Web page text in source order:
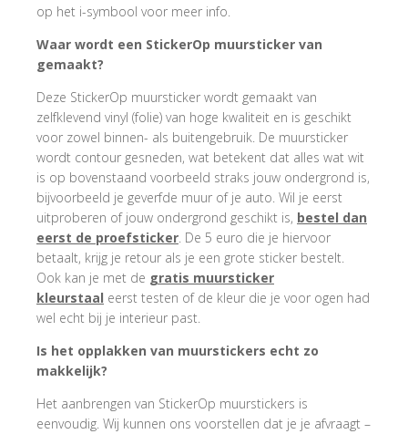
op het i-symbool voor meer info.
Waar wordt een StickerOp muursticker van
gemaakt?
Deze StickerOp muursticker wordt gemaakt van
zelfklevend vinyl (folie) van hoge kwaliteit en is geschikt
voor zowel binnen- als buitengebruik. De muursticker
wordt contour gesneden, wat betekent dat alles wat wit
is op bovenstaand voorbeeld straks jouw ondergrond is,
bijvoorbeeld je geverfde muur of je auto. Wil je eerst
uitproberen of jouw ondergrond geschikt is, bestel dan
eerst de proefsticker. De 5 euro die je hiervoor
betaalt, krijg je retour als je een grote sticker bestelt.
Ook kan je met de gratis muursticker
kleurstaal eerst testen of de kleur die je voor ogen had
wel echt bij je interieur past.
Is het opplakken van muurstickers echt zo
makkelijk?
Het aanbrengen van StickerOp muurstickers is
eenvoudig. Wij kunnen ons voorstellen dat je je afvraagt –